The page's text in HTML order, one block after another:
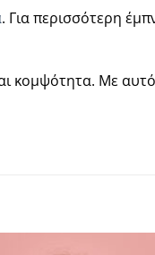
. Για περισσότερη
κομψότητα. Με